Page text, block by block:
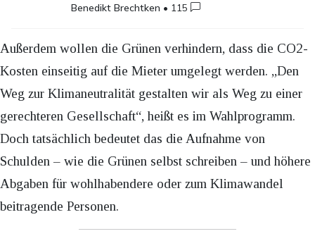
Benedikt Brechtken • 115
Außerdem wollen die Grünen verhindern, dass die CO2-
Kosten einseitig auf die Mieter umgelegt werden. „Den
Weg zur Klimaneutralität gestalten wir als Weg zu einer
gerechteren Gesellschaft“, heißt es im Wahlprogramm.
Doch tatsächlich bedeutet das die Aufnahme von
Schulden – wie die Grünen selbst schreiben – und höhere
Abgaben für wohlhabendere oder zum Klimawandel
beitragende Personen.